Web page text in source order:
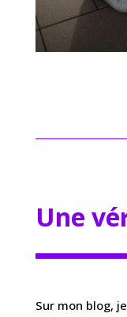
Une
Sur mon blog,